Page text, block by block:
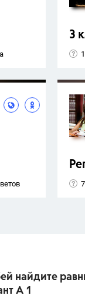
3
найдите
А 1